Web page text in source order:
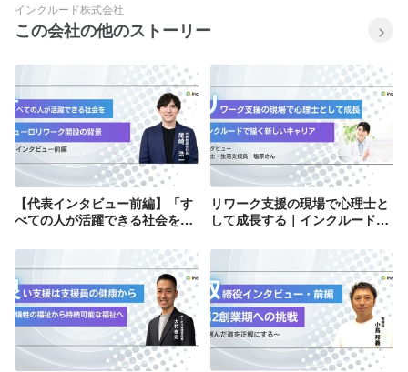
インクルード株式会社
この会社の他のストーリー
【代表インタビュー前編】「す
べての人が活躍できる社会を」
設の背景
リワーク支援の現場で心理士と
して成長する｜インクルードで